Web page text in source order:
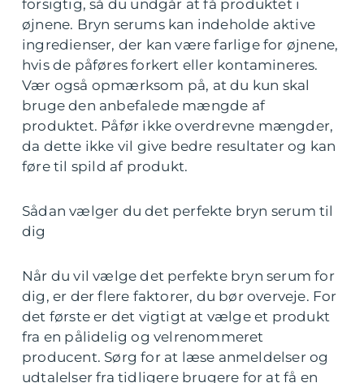
forsigtig, så du undgår at få produktet i
øjnene. Bryn serums kan indeholde aktive
ingredienser, der kan være farlige for øjnene,
hvis de påføres forkert eller kontamineres.
Vær også opmærksom på, at du kun skal
bruge den anbefalede mængde af
produktet. Påfør ikke overdrevne mængder,
da dette ikke vil give bedre resultater og kan
føre til spild af produkt.
Sådan vælger du det perfekte bryn serum til
dig
Når du vil vælge det perfekte bryn serum for
dig, er der flere faktorer, du bør overveje. For
det første er det vigtigt at vælge et produkt
fra en pålidelig og velrenommeret
producent. Sørg for at læse anmeldelser og
udtalelser fra tidligere brugere for at få en